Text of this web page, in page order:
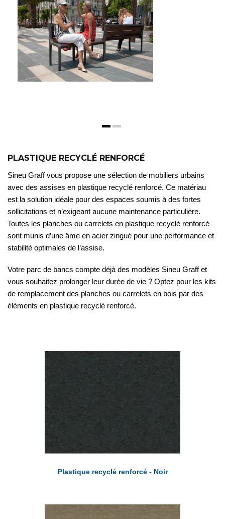
PLASTIQUE RECYCLÉ RENFORCÉ
Sineu Graff vous propose une sélection de mobiliers urbains
avec des assises en plastique recyclé renforcé. Ce matériau
est la solution idéale pour des espaces soumis à des fortes
sollicitations et n’exigeant aucune maintenance particulière.
Toutes les planches ou carrelets en plastique recyclé renforcé
sont munis d’une âme en acier zingué pour une performance et
stabilité optimales de l’assise.
Votre parc de bancs compte déjà des modèles Sineu Graff et
vous souhaitez prolonger leur durée de vie ? Optez pour les kits
de remplacement des planches ou carrelets en bois par des
éléments en plastique recyclé renforcé.
Plastique recyclé renforcé - Noir